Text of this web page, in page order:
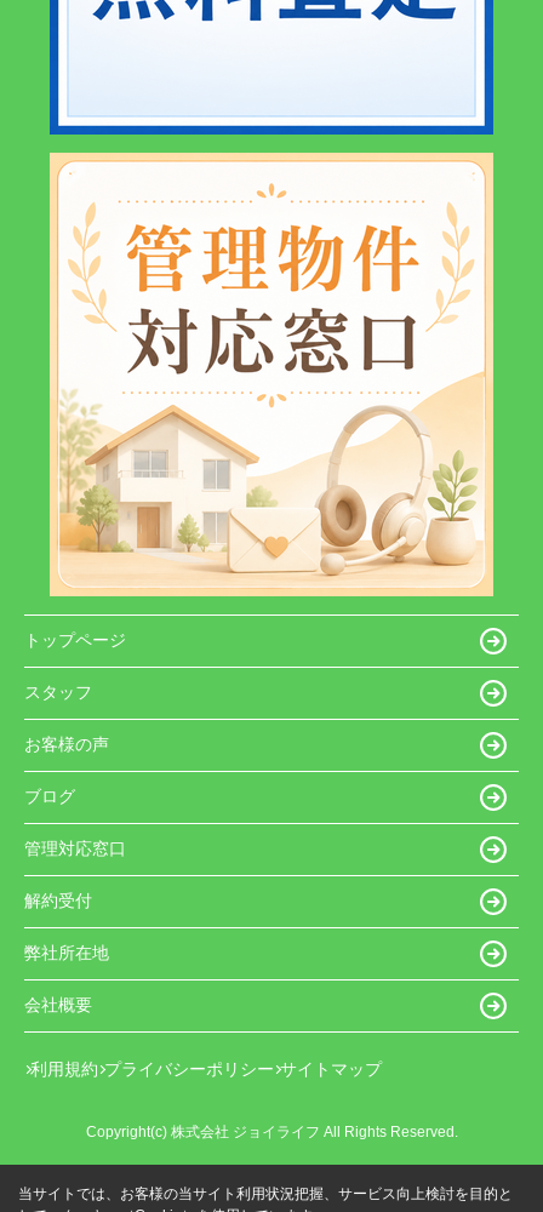
トップページ
スタッフ
お客様の声
ブログ
管理対応窓口
解約受付
弊社所在地
会社概要
利用規約 プライバシーポリシー サイトマップ
Copyright(c) 株式会社 ジョイライフ All Rights Reserved.
当サイトでは、お客様の当サイト利用状況把握、サービス向上検討を目的と